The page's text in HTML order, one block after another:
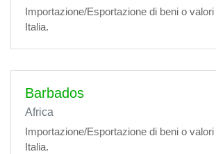
Importazione/Esportazione di beni o
Italia.
Barbados
Africa
Importazione/Esportazione di beni o
Italia.